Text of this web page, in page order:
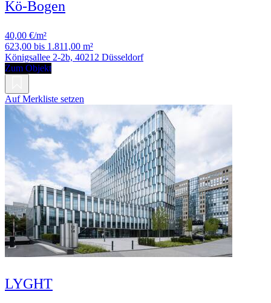
Kö-Bogen
40,00 €/m²
623,00 bis 1.811,00 m²
Königsallee 2-2b, 40212 Düsseldorf
Zum Objekt
Auf Merkliste setzen
LYGHT